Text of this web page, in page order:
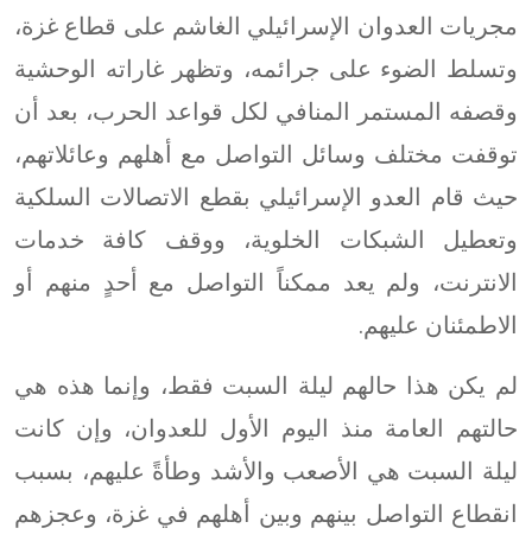
مجريات العدوان الإسرائيلي الغاشم على قطاع غزة،
وتسلط الضوء على جرائمه، وتظهر غاراته الوحشية
وقصفه المستمر المنافي لكل قواعد الحرب، بعد أن
توقفت مختلف وسائل التواصل مع أهلهم وعائلاتهم،
حيث قام العدو الإسرائيلي بقطع الاتصالات السلكية
وتعطيل الشبكات الخلوية، ووقف كافة خدمات
الانترنت، ولم يعد ممكناً التواصل مع أحدٍ منهم أو
الاطمئنان عليهم.
لم يكن هذا حالهم ليلة السبت فقط، وإنما هذه هي
حالتهم العامة منذ اليوم الأول للعدوان، وإن كانت
ليلة السبت هي الأصعب والأشد وطأةً عليهم، بسبب
انقطاع التواصل بينهم وبين أهلهم في غزة، وعجزهم